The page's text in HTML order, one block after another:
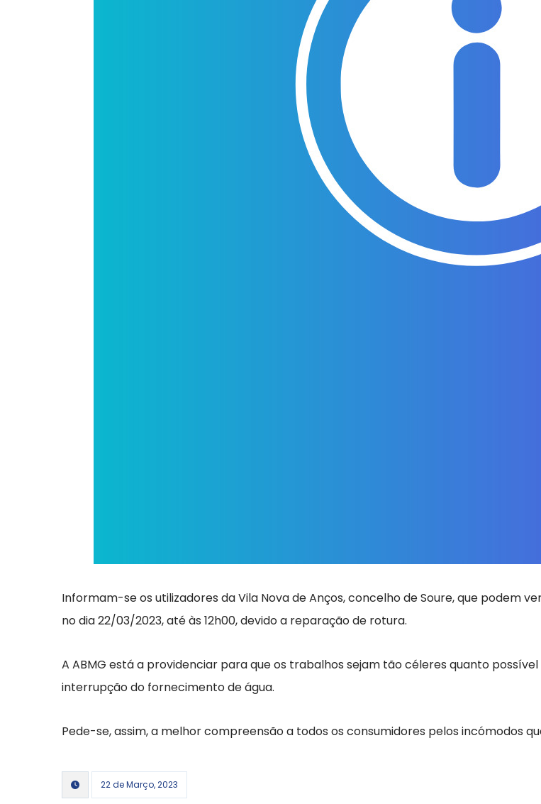
Informam-se os utilizadores da Vila Nova de Anços, concelho de Soure, que podem
no dia 22/03/2023, até às 12h00, devido a reparação de rotura.
A ABMG está a providenciar para que os trabalhos sejam tão céleres quanto
interrupção do fornecimento de água.
Pede-se, assim, a melhor compreensão a todos os consumidores pelos incómodos
22 de Março, 2023